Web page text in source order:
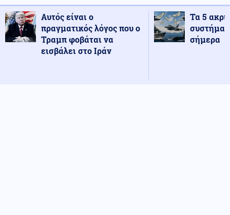
Αυτός είναι ο
πραγματικός λόγος που ο
Τραμπ φοβάται να
εισβάλει στο Ιράν
Τα 5
σήμερα